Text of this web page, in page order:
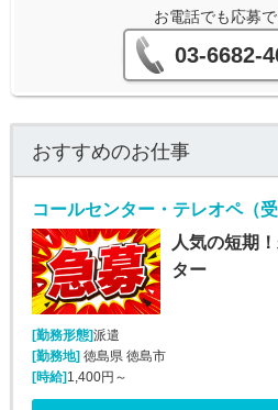
お電話でも応募で
03-6682-
おすすめのお仕事
人気の短期
ター
[勤務形態]派遣
[勤務地] 徳島県 徳島市
[時給] 1,400円～